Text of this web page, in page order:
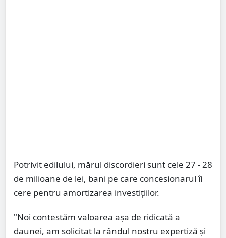
Potrivit edilului, mărul discordieri sunt cele 27 - 28
de milioane de lei, bani pe care concesionarul îi
cere pentru amortizarea investițiilor.
"Noi contestăm valoarea așa de ridicată a
daunei, am solicitat la rândul nostru expertiză și